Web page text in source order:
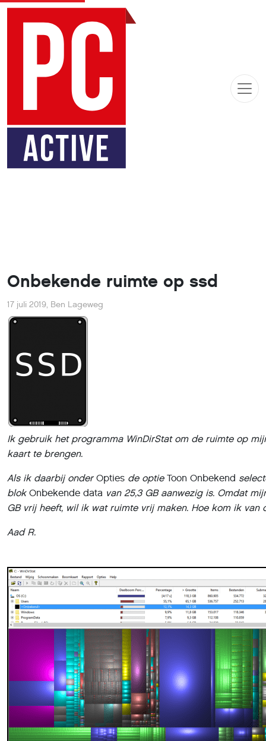
Onbekende ruimte op ssd
17 juli 2019, Ben Lageweg
Ik gebruik het programma WinDirStat om de ruimte op
kaart te brengen.
Als ik daarbij onder Opties de optie Toon Onbekend
blok Onbekende data van 25,3 GB aanwezig is. Omdat
GB vrij heeft, wil ik wat ruimte vrij maken. Hoe kom ik
Aad R.